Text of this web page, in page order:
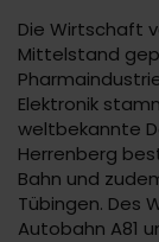
Die Wirtschaft
Mittelstand
Elektronik
weltbekannte
Herrenberg
Bahn und
Tübingen. Des
Autobahn A81